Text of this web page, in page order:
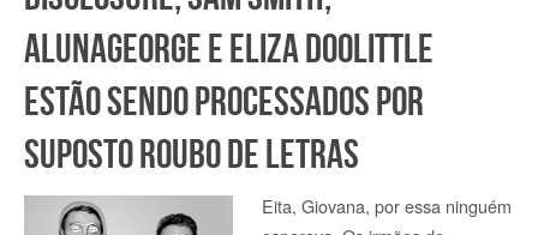
AlunaGeorge e Eliza Doolittle
estão sendo processados por
suposto roubo de letras
Eita, Giovana, por essa ninguém